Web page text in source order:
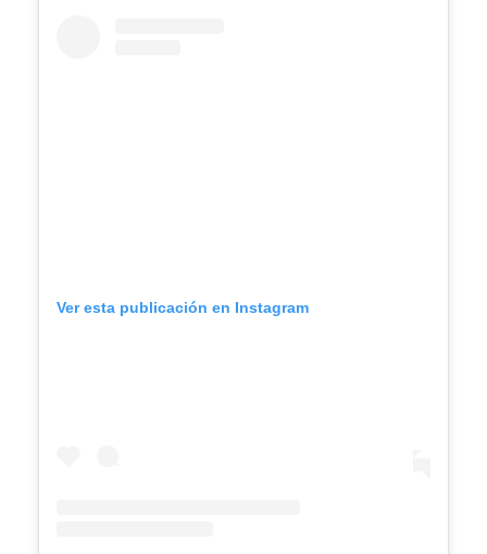
Ver esta publicación en Instagram